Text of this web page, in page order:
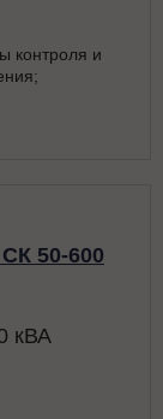
контроля и
50-600
кВА